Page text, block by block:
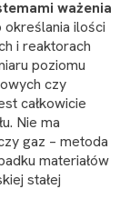
ważenia
ilości
i reaktorach
poziomu
czy
całkowicie
Nie ma
gaz – metoda
materiałów
stałej